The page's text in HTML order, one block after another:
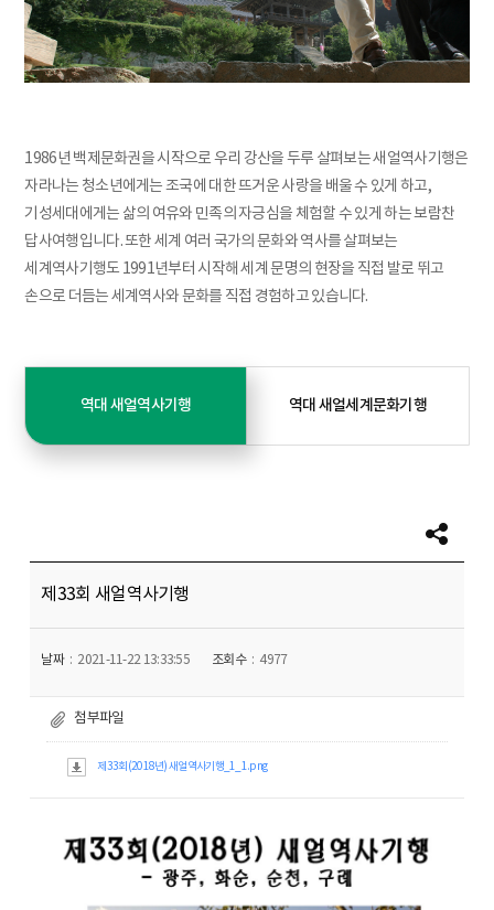
1986년 백제문화권을 시작으로 우리 강산을 두루 살펴보는 새얼역사기행은
자라나는 청소년에게는 조국에 대한 뜨거운 사랑을 배울 수 있게 하고,
기성세대에게는 삶의 여유와 민족의 자긍심을 체험할 수 있게 하는 보람찬
답사여행입니다. 또한 세계 여러 국가의 문화와 역사를 살펴보는
세계역사기행도 1991년부터 시작해 세계 문명의 현장을 직접 발로 뛰고
손으로 더듬는 세계역사와 문화를 직접 경험하고 있습니다.
역대 새얼역사기행 역대 새얼세계문화기행
제33회 새얼역사기행
날짜 2021-11-22 13:33:55 조회수 4977
첨부파일
제33회(2018년) 새얼역사기행_1_1.png